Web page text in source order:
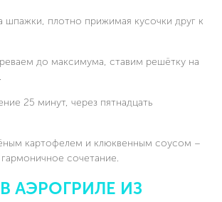
шпажки, плотно прижимая кусочки друг к
до максимума, ставим решётку на
25 минут, через пятнадцать
картофелем и клюквенным соусом –
сочетание.
АЭРОГРИЛЕ ИЗ